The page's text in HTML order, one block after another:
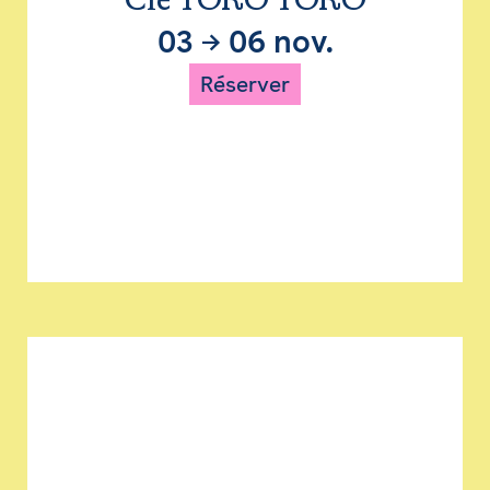
03 → 06 nov.
Réserver